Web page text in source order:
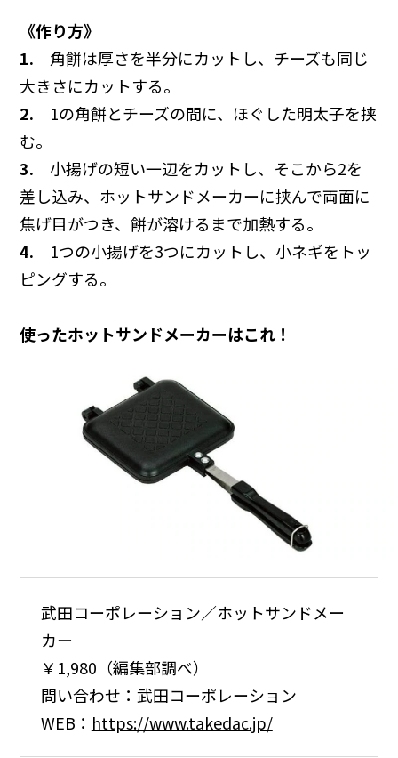
《作り方》
1. 角餅は厚さを半分にカットし、チーズも同じ
大きさにカットする。
2. 1の角餅とチーズの間に、ほぐした明太子を挟
む。
3. 小揚げの短い一辺をカットし、そこから2を
差し込み、ホットサンドメーカーに挟んで両面に
焦げ目がつき、餅が溶けるまで加熱する。
4. 1つの小揚げを3つにカットし、小ネギをトッ
ピングする。
使ったホットサンドメーカーはこれ！
武田コーポレーション／ホットサンドメー
カー
￥1,980（編集部調べ）
問い合わせ：武田コーポレーション
WEB： https://www.takedac.jp/